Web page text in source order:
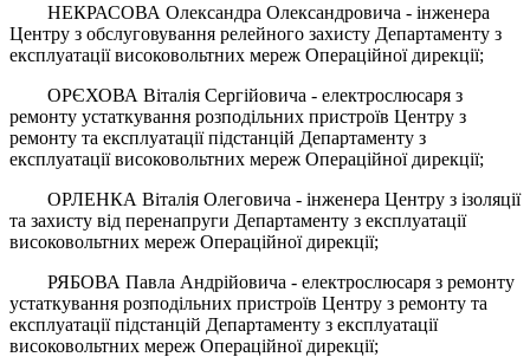
НЕКРАСОВА Олександра Олександровича - інженера
Центру з обслуговування релейного захисту Департаменту з
експлуатації високовольтних мереж Операційної дирекції;
ОРЄХОВА Віталія Сергійовича - електрослюсаря з
ремонту устаткування розподільних пристроїв Центру з
ремонту та експлуатації підстанцій Департаменту з
експлуатації високовольтних мереж Операційної дирекції;
ОРЛЕНКА Віталія Олеговича - інженера Центру з ізоляції
та захисту від перенапруги Департаменту з експлуатації
високовольтних мереж Операційної дирекції;
РЯБОВА Павла Андрійовича - електрослюсаря з ремонту
устаткування розподільних пристроїв Центру з ремонту та
експлуатації підстанцій Департаменту з експлуатації
високовольтних мереж Операційної дирекції;